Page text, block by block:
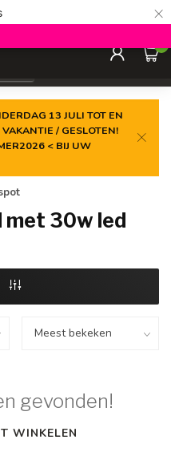
×
0
13 JULI TOT EN
/ GESLOTEN!
< BIJ UW
30w led
gevonden!
WINKELEN